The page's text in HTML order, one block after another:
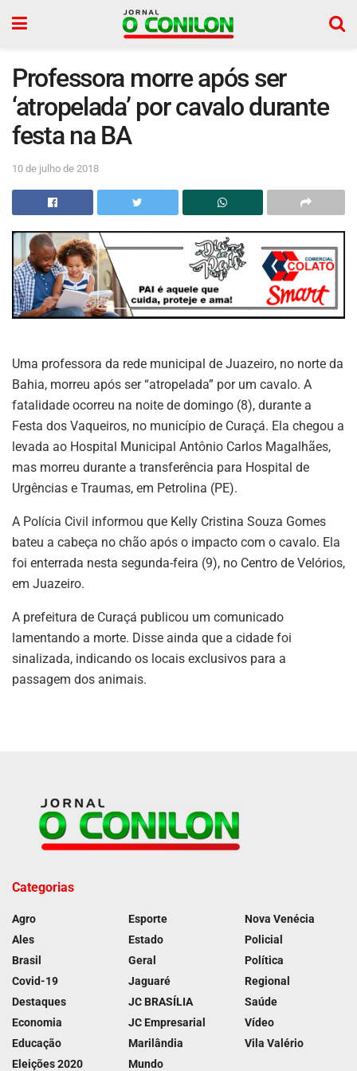
Professora morre após ser
‘atropelada’ por cavalo durante
festa na BA
10 de julho de 2018
Uma professora da rede municipal de Juazeiro, no norte da
Bahia, morreu após ser “atropelada” por um cavalo. A
fatalidade ocorreu na noite de domingo (8), durante a
Festa dos Vaqueiros, no município de Curaçá. Ela chegou a
levada ao Hospital Municipal Antônio Carlos Magalhães,
mas morreu durante a transferência para Hospital de
Urgências e Traumas, em Petrolina (PE).
A Polícia Civil informou que Kelly Cristina Souza Gomes
bateu a cabeça no chão após o impacto com o cavalo. Ela
foi enterrada nesta segunda-feira (9), no Centro de Velórios,
em Juazeiro.
A prefeitura de Curaçá publicou um comunicado
lamentando a morte. Disse ainda que a cidade foi
sinalizada, indicando os locais exclusivos para a
passagem dos animais.
Categorias
Agro
Ales
Brasil
Covid-19
Destaques
Economia
Educação
Eleições 2020
Esporte
Estado
Geral
Jaguaré
JC BRASÍLIA
JC Empresarial
Marilândia
Mundo
Nova Venécia
Policial
Política
Regional
Saúde
Vídeo
Vila Valério